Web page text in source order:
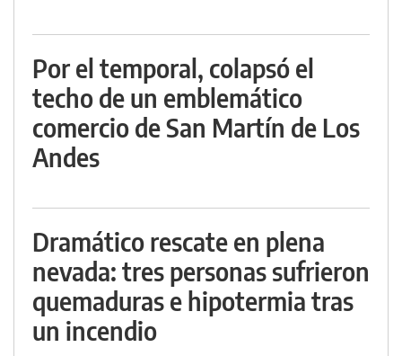
Por el temporal, colapsó el
techo de un emblemático
comercio de San Martín de Los
Andes
Dramático rescate en plena
nevada: tres personas sufrieron
quemaduras e hipotermia tras
un incendio